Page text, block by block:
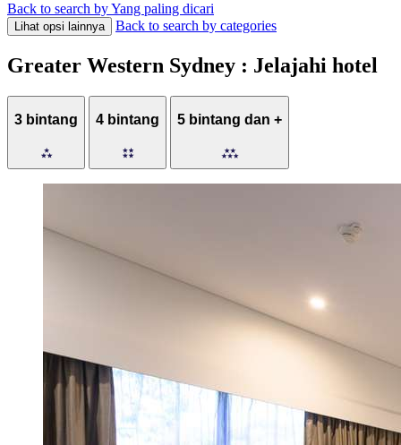
Back to search by Yang paling dicari
Lihat opsi lainnya Back to search by categories
Greater Western Sydney : Jelajahi hotel
3 bintang 4 bintang 5 bintang dan +